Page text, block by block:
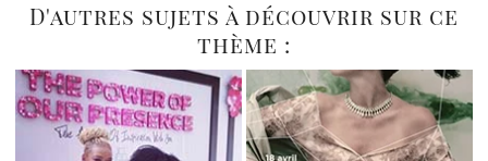
D'autres sujets à découvrir sur ce
thème :